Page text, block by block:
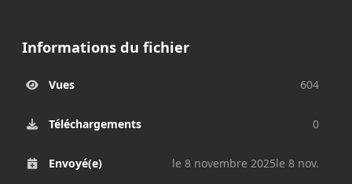
Informations du fichier
Vues 604
Téléchargements 0
Envoyé(e) le 8 novembre 2025le 8 nov.